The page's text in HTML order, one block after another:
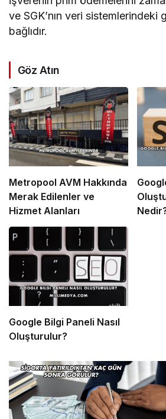
ve SGK’nın veri sistemlerindeki
bağlıdır.
Göz Atın
Metropool AVM Hakkında
Merak Edilenler ve
Hizmet Alanları
Google Bilgi Paneli Nasıl
Oluşturulur?